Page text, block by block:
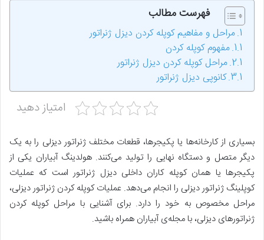
فهرست مطالب
مراحل و مفاهیم کوپله کردن دیزل ژنراتور
مفهوم کوپله کردن
مراحل کوپله کردن دیزل ژنراتور
کانوپی دیزل ژنراتور
امتیاز دهید
بسیاری از کارخانه­‌ها یا پکیجرها، قطعات مختلف ژنراتور دیزلی را به یک
دیگر متصل و دستگاه نهایی را تولید می­‌کنند. هولدینگ آبیاران یکی از
پکیجرها یا همان کوپله کاران داخلی دیزل ژنراتور است که عملیات
کوپلینگ ژنراتور دیزلی را انجام می‌دهد. عملیات کوپله کردن ژنراتور دیزلی،
مراحل مخصوص به خود را دارد. برای آشنایی با مراحل کوپله کردن
ژنراتورهای دیزلی، با مجله­‌ی آبیاران همراه باشید.